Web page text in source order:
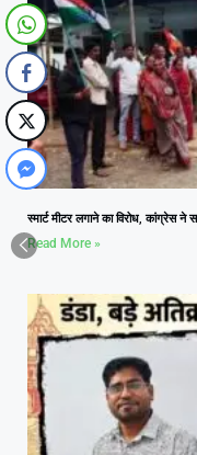
स्मार्ट मीटर लगाने का विरोध, कांग्रेस ने
Read More »